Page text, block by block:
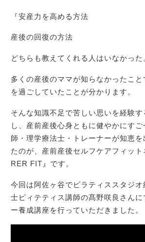
『安産力を高める方法
産後の回復の方法
どちらも教えてくれる人はいなかった
多くの産後のママが知らなかったこ
を過ごしていたことが分かります。
そんな知識不足で苦しい思いを経験す
し、産前産後心身ともに健やかにす
師・理学療法士・トレーナーが知恵を
たのが、産前産後セルフケアフィッ
RER FIT 』 です。
今回は阿佐ヶ谷でピラティススタジ
士ピィテティス講師の髙野咲良さん
ー養成講座を行っていただきました。